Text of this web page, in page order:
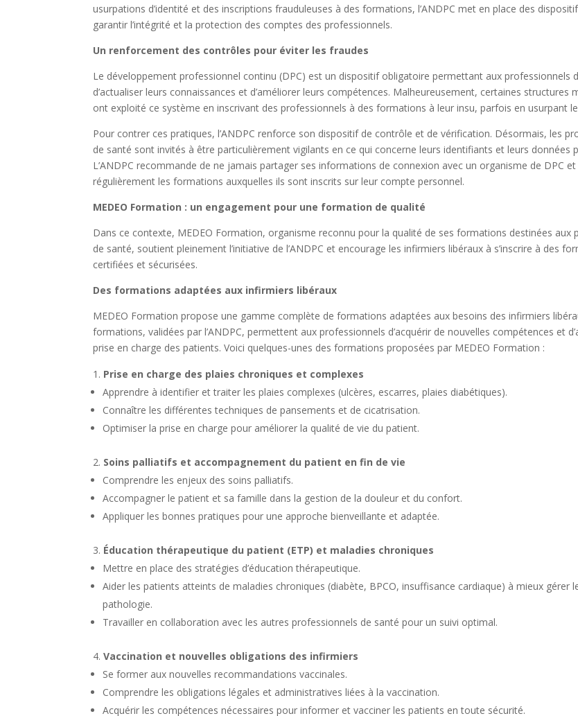
usurpations d’identité et des inscriptions frauduleuses à des formations, l’ANDPC met en place des
garantir l’intégrité et la protection des comptes des professionnels.
Un renforcement des contrôles pour éviter les fraudes
Le développement professionnel continu (DPC) est un dispositif obligatoire permettant aux professionnels
d’actualiser leurs connaissances et d’améliorer leurs compétences. Malheureusement, certaines structures
ont exploité ce système en inscrivant des professionnels à des formations à leur insu, parfois en usurpant
Pour contrer ces pratiques, l’ANDPC renforce son dispositif de contrôle et de vérification. Désormais, les
de santé sont invités à être particulièrement vigilants en ce qui concerne leurs identifiants et leurs données
L’ANDPC recommande de ne jamais partager ses informations de connexion avec un organisme de DPC
régulièrement les formations auxquelles ils sont inscrits sur leur compte personnel.
MEDEO Formation : un engagement pour une formation de qualité
Dans ce contexte, MEDEO Formation, organisme reconnu pour la qualité de ses formations destinées aux
de santé, soutient pleinement l’initiative de l’ANDPC et encourage les infirmiers libéraux à s’inscrire à des
certifiées et sécurisées.
Des formations adaptées aux infirmiers libéraux
MEDEO Formation propose une gamme complète de formations adaptées aux besoins des infirmiers
formations, validées par l’ANDPC, permettent aux professionnels d’acquérir de nouvelles compétences et
prise en charge des patients. Voici quelques-unes des formations proposées par MEDEO Formation :
Prise en charge des plaies chroniques et complexes
Apprendre à identifier et traiter les plaies complexes (ulcères, escarres, plaies diabétiques).
Connaître les différentes techniques de pansements et de cicatrisation.
Optimiser la prise en charge pour améliorer la qualité de vie du patient.
Soins palliatifs et accompagnement du patient en fin de vie
Comprendre les enjeux des soins palliatifs.
Accompagner le patient et sa famille dans la gestion de la douleur et du confort.
Appliquer les bonnes pratiques pour une approche bienveillante et adaptée.
Éducation thérapeutique du patient (ETP) et maladies chroniques
Mettre en place des stratégies d’éducation thérapeutique.
Aider les patients atteints de maladies chroniques (diabète, BPCO, insuffisance cardiaque) à mieux gérer
pathologie.
Travailler en collaboration avec les autres professionnels de santé pour un suivi optimal.
Vaccination et nouvelles obligations des infirmiers
Se former aux nouvelles recommandations vaccinales.
Comprendre les obligations légales et administratives liées à la vaccination.
Acquérir les compétences nécessaires pour informer et vacciner les patients en toute sécurité.